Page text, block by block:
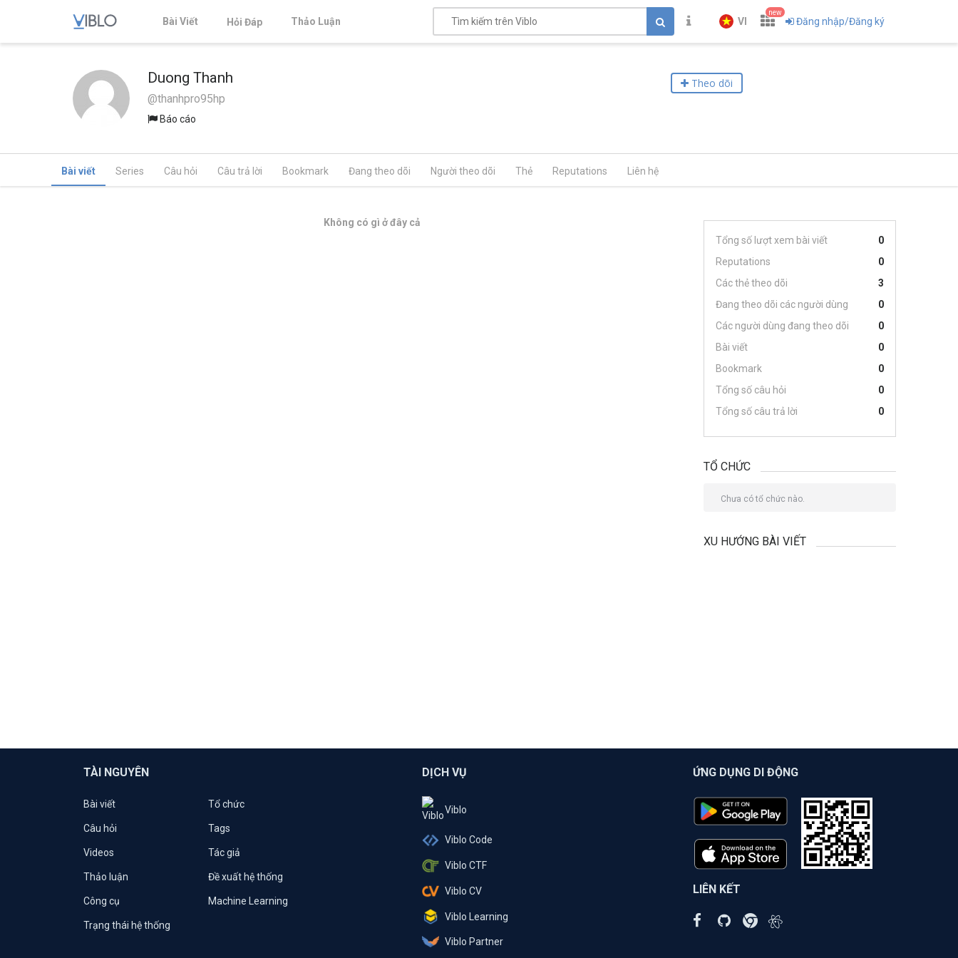
Bài Viết Hỏi Đáp Thảo Luận VI
new
Đăng nhập/Đăng ký
Duong Thanh
@thanhpro95hp
Báo cáo
Theo dõi
Bài viết Series Câu hỏi Câu trả lời Bookmark Đang theo dõi Người theo dõi Thẻ Reputations Liên hệ
Không có gì ở đây cả
Tổng số lượt xem bài viết
0
Reputations
0
Các thẻ theo dõi
3
Đang theo dõi các người dùng
0
Các người dùng đang theo dõi
0
Bài viết
0
Bookmark
0
Tổng số câu hỏi
0
Tổng số câu trả lời
0
TỔ CHỨC
Chưa có tổ chức nào.
XU HƯỚNG BÀI VIẾT
TÀI NGUYÊN
Bài viết Tổ chức
Câu hỏi Tags
Videos Tác giả
Thảo luận Đề xuất hệ thống
Công cụ Machine Learning
Trạng thái hệ thống
DỊCH VỤ
Viblo
Viblo Code
Viblo CTF
Viblo CV
Viblo Learning
Viblo Partner
ỨNG DỤNG DI ĐỘNG
LIÊN KẾT